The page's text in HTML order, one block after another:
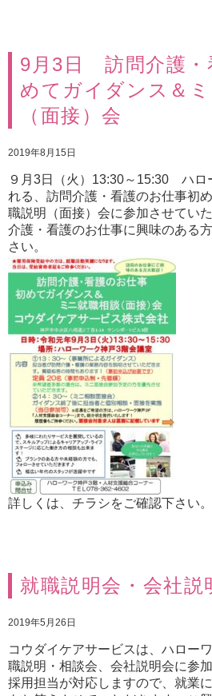
9月3日 訪問介護・
めてガイダンス＆
（面接）会
2019年8月15日
９月3日（火）13:30～15:30 ハロ
れる、訪問介護・看護のお仕事初
職説明（面接）会に参加させていた
介護・看護のお仕事に興味のある
さい。
詳しくは、チラシをご確認下さい。
就職説明会・会社説
2019年5月26日
コウダイケアサービスは、ハロー
職説明・相談会、会社説明会に参加
採用担当が対応しますので、就業